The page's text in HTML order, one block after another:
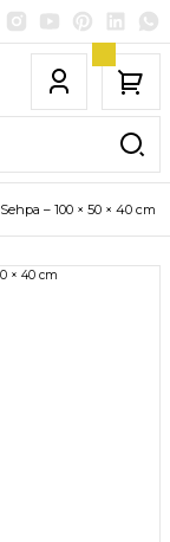
– 100 × 50 × 40 cm